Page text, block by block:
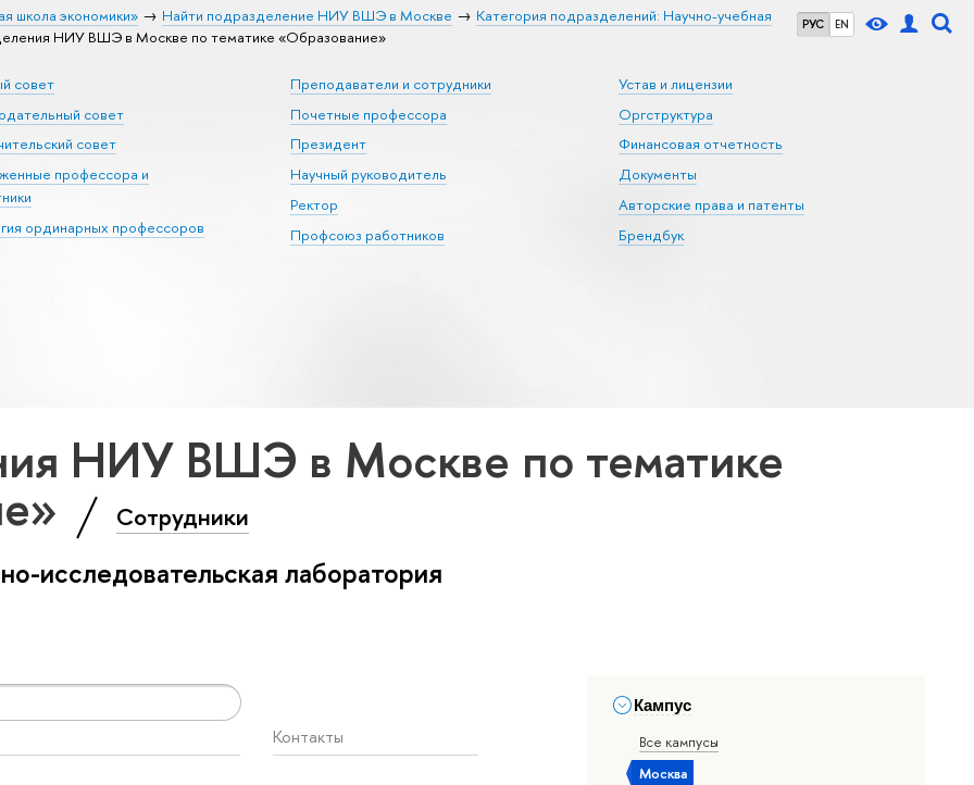
РУС EN
школа экономики» Найти подразделение НИУ ВШЭ в Москве
Категория подразделений: Научно-учебная
НИУ ВШЭ в Москве по тематике «Образование»
совет
совет
совет
профессора и
ординарных профессоров
Преподаватели и сотрудники
Почетные профессора
Президент
Научный руководитель
Ректор
Профсоюз работников
Устав и лицензии
Оргструктура
Финансовая отчетность
Документы
Авторские права и патенты
Брендбук
НИУ ВШЭ в Москве по тематике
Сотрудники
исследовательская лаборатория
Кампус
Все кампусы
Москва
Контакты